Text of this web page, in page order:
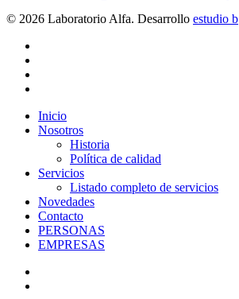
© 2026 Laboratorio Alfa. Desarrollo estudio b
Close
Menu
Inicio
Nosotros
Historia
Política de calidad
Servicios
Listado completo de servicios
Novedades
Contacto
PERSONAS
EMPRESAS